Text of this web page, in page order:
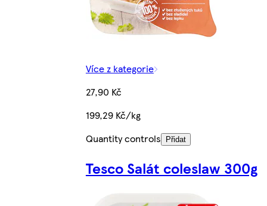
Více z kategorie
27,90 Kč
199,29 Kč/kg
Quantity controls
Přidat
Tesco Salát coleslaw 300g